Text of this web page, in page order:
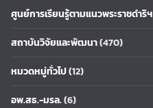
ศูนย์การเรียนรู้ตามแนวพระราชดำริฯ
สถาบันวิจัยและพัฒนา(470)
หมวดหมู่ทั่วไป(12)
อพ.สธ.-มรล.(6)